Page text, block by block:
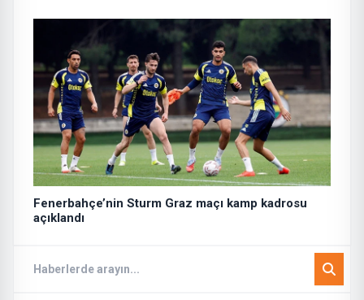
Fenerbahçe’nin Sturm Graz maçı kamp kadrosu
açıklandı